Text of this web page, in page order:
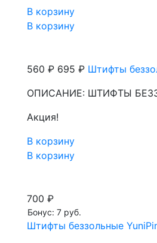
В корзину
В корзину
560 ₽ 695 ₽ Штифты
ОПИСАНИЕ: ШТИФТЫ
Акция!
В корзину
В корзину
700 ₽
Бонус: 7 руб.
Штифты беззольные